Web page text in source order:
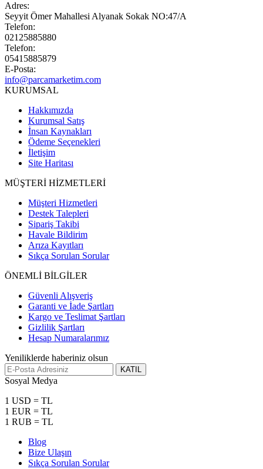
Adres:
Seyyit Ömer Mahallesi Alyanak Sokak NO:47/A
Telefon:
02125885880
Telefon:
05415885879
E-Posta:
info@parcamarketim.com
KURUMSAL
Hakkımızda
Kurumsal Satış
İnsan Kaynakları
Ödeme Seçenekleri
İletişim
Site Haritası
MÜŞTERİ HİZMETLERİ
Müşteri Hizmetleri
Destek Talepleri
Sipariş Takibi
Havale Bildirim
Arıza Kayıtları
Sıkça Sorulan Sorular
ÖNEMLİ BİLGİLER
Güvenli Alışveriş
Garanti ve İade Şartları
Kargo ve Teslimat Şartları
Gizlilik Şartları
Hesap Numaralarımız
Yeniliklerde haberiniz olsun
KATIL
Sosyal Medya
1 USD = TL
1 EUR = TL
1 RUB = TL
Blog
Bize Ulaşın
Sıkça Sorulan Sorular